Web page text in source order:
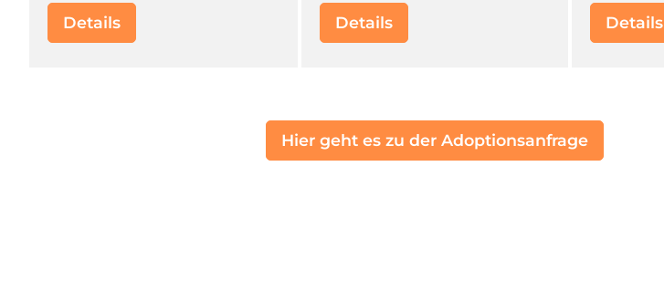
Details Details Details
Hier geht es zu der Adoptionsanfrage